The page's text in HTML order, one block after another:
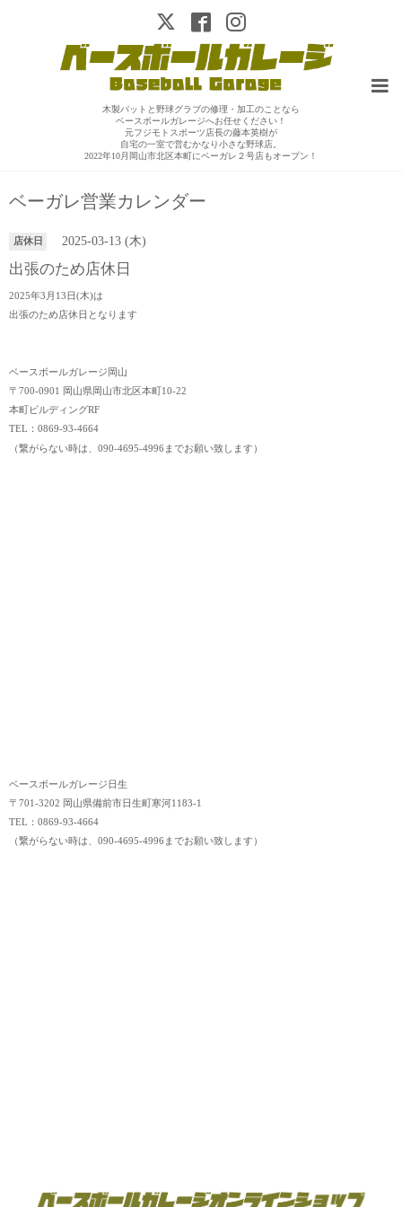
木製バットと野球グラブの修理・加工のことなら
ベースボールガレージへお任せください！
元フジモトスポーツ店長の藤本英樹が
自宅の一室で営むかなり小さな野球店。
2022年10月岡山市北区本町にベーガレ２号店もオープン！
ベーガレ営業カレンダー
店休日 2025-03-13 (木)
出張のため店休日
2025年3月13日(木)は
出張のため店休日となります
ベースボールガレージ岡山
〒700-0901 岡山県岡山市北区本町10-22
本町ビルディングRF
TEL：0869-93-4664
（繋がらない時は、090-4695-4996までお願い致します）
ベースボールガレージ日生
〒701-3202 岡山県備前市日生町寒河1183-1
TEL：0869-93-4664
（繋がらない時は、090-4695-4996までお願い致します）